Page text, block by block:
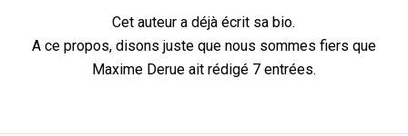
Cet auteur a déjà écrit sa bio.
A ce propos, disons juste que nous sommes fiers que
Maxime Derueait rédigé 7 entrées.